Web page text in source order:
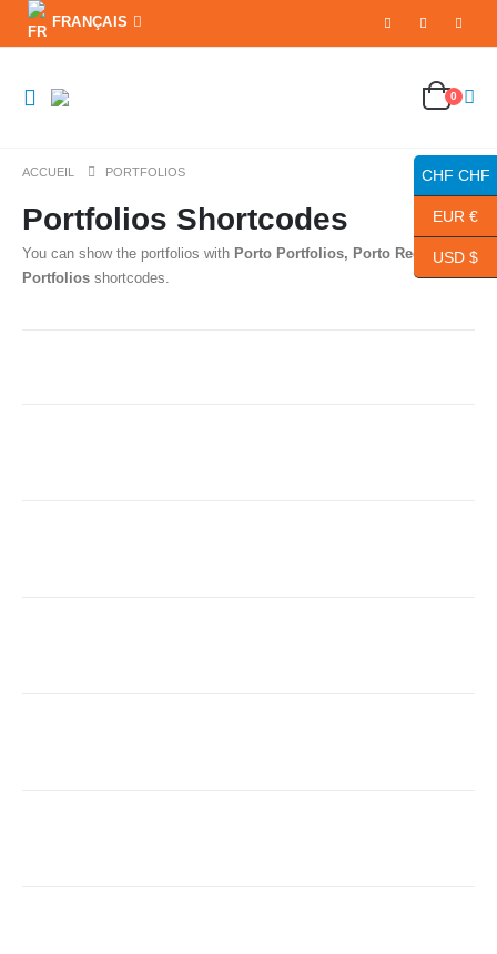
FRANÇAIS
0
ACCUEIL PORTFOLIOS
Portfolios Shortcodes
You can show the portfolios with Porto Portfolios, Porto Recent
Portfolios shortcodes.
CHF CHF
EUR €
USD $